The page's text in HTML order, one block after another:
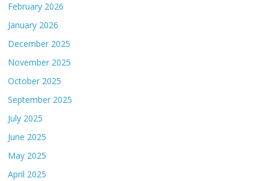
February 2026
January 2026
December 2025
November 2025
October 2025
September 2025
July 2025
June 2025
May 2025
April 2025